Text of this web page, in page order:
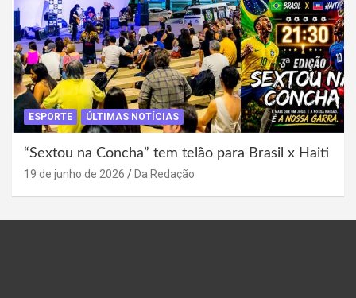
ESPORTE ÚLTIMAS NOTÍCIAS
“Sextou na Concha” tem telão para Brasil x Haiti
19 de junho de 2026 Da Redação